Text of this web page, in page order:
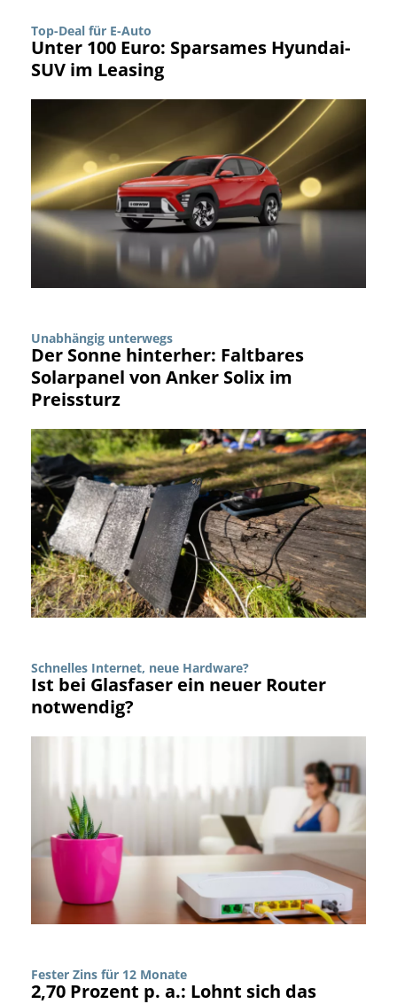
Top-Deal für E-Auto
Unter 100 Euro: Sparsames Hyundai-
SUV im Leasing
Unabhängig unterwegs
Der Sonne hinterher: Faltbares
Solarpanel von Anker Solix im
Preissturz
Schnelles Internet, neue Hardware?
Ist bei Glasfaser ein neuer Router
notwendig?
Fester Zins für 12 Monate
2,70 Prozent p. a.: Lohnt sich das